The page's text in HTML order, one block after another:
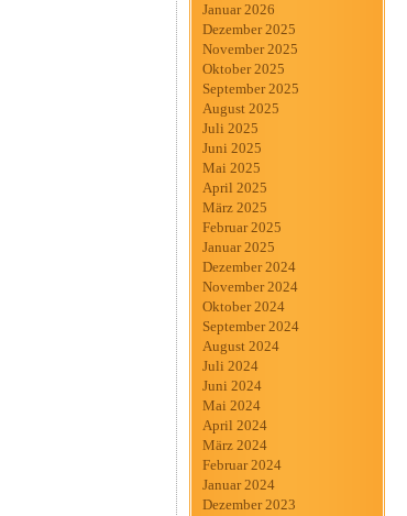
Januar 2026
Dezember 2025
November 2025
Oktober 2025
September 2025
August 2025
Juli 2025
Juni 2025
Mai 2025
April 2025
März 2025
Februar 2025
Januar 2025
Dezember 2024
November 2024
Oktober 2024
September 2024
August 2024
Juli 2024
Juni 2024
Mai 2024
April 2024
März 2024
Februar 2024
Januar 2024
Dezember 2023